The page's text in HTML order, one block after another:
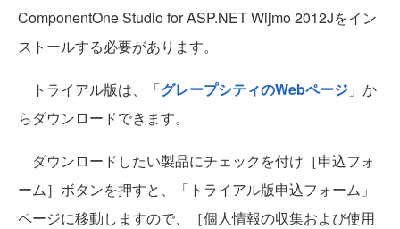
ComponentOne Studio for ASP.NET Wijmo 2012Jをイン
ストールする必要があります。
トライアル版は、「グレープシティのWebページ 」か
らダウンロードできます。
ダウンロードしたい製品にチェックを付け［申込フォ
ーム］ボタンを押すと、「トライアル版申込フォーム」
ページに移動しますので、［個人情報の収集および使用